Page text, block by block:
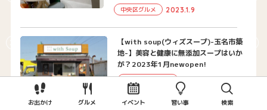
中央区グルメ 2023.1.9
【with soup(ウィズスープ)-玉名市築
地-】美容と健康に無添加スープはいか
が？2023年1月newopen!
2023.1.31
お出かけ グルメ イベント 習い事 検索